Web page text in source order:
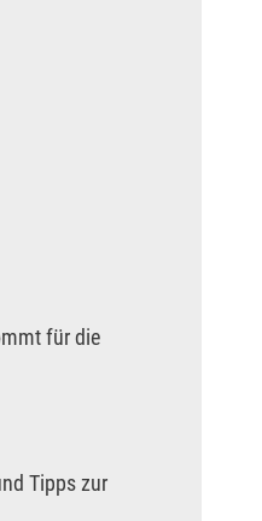
für die
Tipps zur